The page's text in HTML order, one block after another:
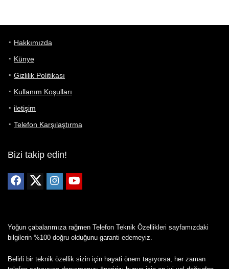
Hakkımızda
Künye
Gizlilik Politikası
Kullanım Koşulları
iletişim
Telefon Karşılaştırma
Bizi takip edin!
Yoğun çabalarımıza rağmen Telefon Teknik Özellikleri sayfamızdaki
bilgilerin %100 doğru olduğunu garanti edemeyiz.
Belirli bir teknik özellik sizin için hayati önem taşıyorsa, her zaman